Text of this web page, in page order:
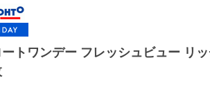
ートワンデー フレッシュビュー リ